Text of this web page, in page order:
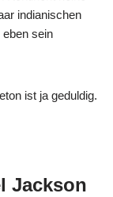
indianischen
sein
ist ja geduldig.
Jackson